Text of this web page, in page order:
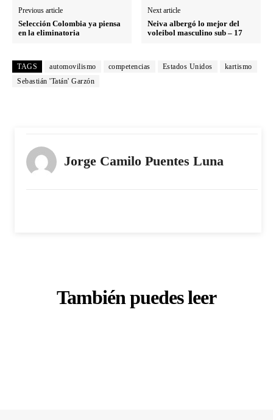
Previous article
Selección Colombia ya piensa
en la eliminatoria
Next article
Neiva albergó lo mejor del
voleibol masculino sub – 17
TAGS automovilismo competencias Estados Unidos
kartismo
Sebastián 'Tatán' Garzón
Jorge Camilo Puentes Luna
También puedes leer